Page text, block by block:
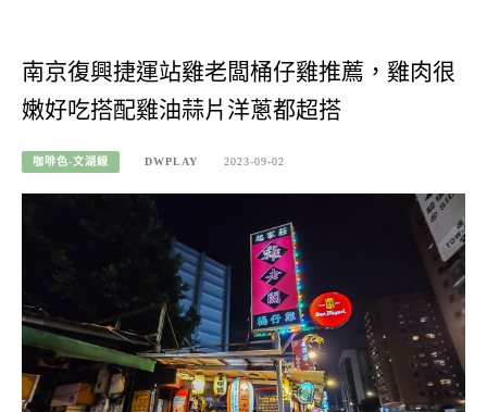
南京復興捷運站雞老闆桶仔雞推薦，雞肉很
嫩好吃搭配雞油蒜片洋蔥都超搭
咖啡色-文湖線 DWPLAY 2023-09-02